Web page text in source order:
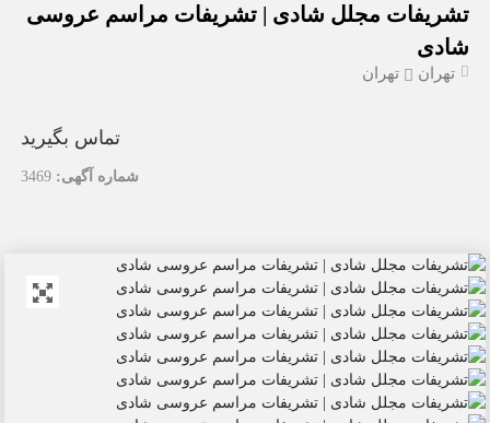
تشریفات مجلل شادی | تشریفات مراسم عروسی
شادی
تهران تهران
تماس بگیرید
شماره آگهی: 3469